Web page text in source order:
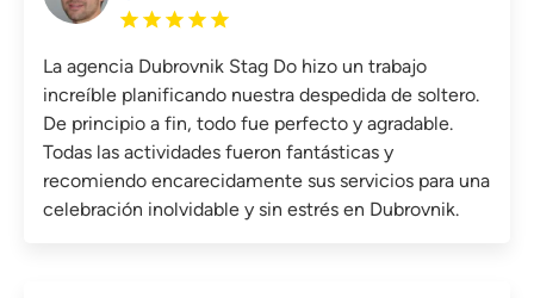
La agencia Dubrovnik Stag Do hizo un trabajo
increíble planificando nuestra despedida de soltero.
De principio a fin, todo fue perfecto y agradable.
Todas las actividades fueron fantásticas y
recomiendo encarecidamente sus servicios para una
celebración inolvidable y sin estrés en Dubrovnik.